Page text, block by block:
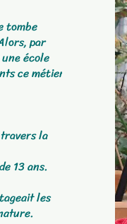
tombe
par
école
ce métier
la
13 ans.
les